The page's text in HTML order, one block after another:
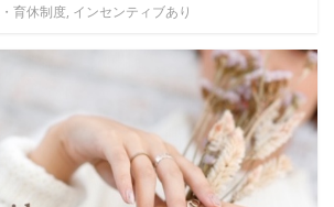
育休制度, インセンティブあり